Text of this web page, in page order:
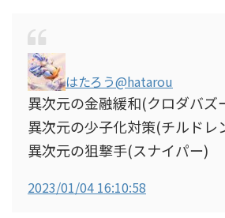
はたろう@hatarou
異次元の金融緩和(クロダバズ
異次元の少子化対策(チルドレ
異次元の狙撃手(スナイパー)
2023/01/04 16:10:58